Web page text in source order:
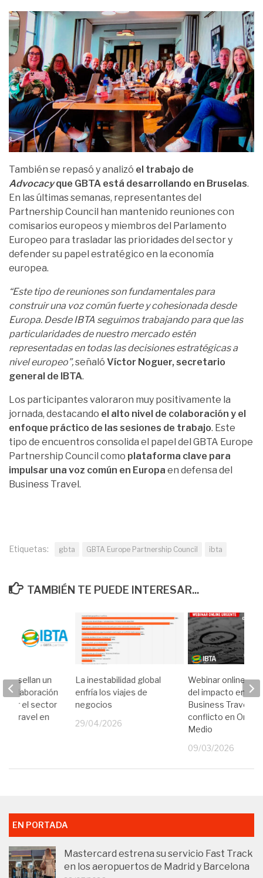
También se repasó y analizó el trabajo de
Advocacyque GBTA está desarrollando en Bruselas.
En las últimas semanas, representantes del
Partnership Council han mantenido reuniones con
comisarios europeos y miembros del Parlamento
Europeo para trasladar las prioridades del sector y
defender su papel estratégico en la economía
europea.
“Este tipo de reuniones son fundamentales para
construir una voz común fuerte y cohesionada desde
Europa. Desde IBTA seguimos trabajando para que las
particularidades de nuestro mercado estén
representadas en todas las decisiones estratégicas a
nivel europeo”,señaló Víctor Noguer, secretario
general de IBTA.
Los participantes valoraron muy positivamente la
jornada, destacando el alto nivel de colaboración y el
enfoque práctico de las sesiones de trabajo. Este
tipo de encuentros consolida el papel del GBTA Europe
Partnership Council como plataforma clave para
impulsar una voz común en Europa en defensa del
Business Travel.
Etiquetas: gbta GBTA Europe Partnership Council ibta
TAMBIÉN TE PUEDE INTERESAR...
La inestabilidad global
enfría los viajes de
negocios
29/04/2026
Webinar online:
del impacto en el
Business Travel
conflicto en
Medio
09/03/2026
sellan un
colaboración
el sector
Travel en
EN PORTADA
Mastercard estrena su servicio Fast Track
en los aeropuertos de Madrid y Barcelona